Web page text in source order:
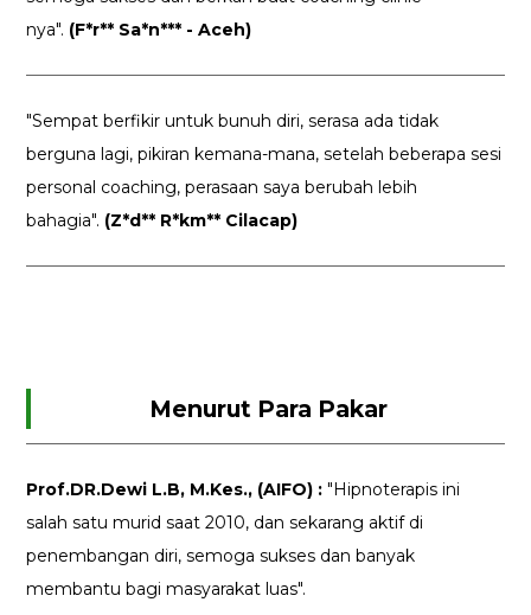
nya". (F*r** Sa*n*** - Aceh)
"Sempat berfikir untuk bunuh diri, serasa ada tidak
berguna lagi, pikiran kemana-mana, setelah beberapa sesi
personal coaching, perasaan saya berubah lebih
bahagia". (Z*d** R*km** Cilacap)
Menurut Para Pakar
Prof.DR.Dewi L.B, M.Kes., (AIFO) :"Hipnoterapis ini
salah satu murid saat 2010, dan sekarang aktif di
penembangan diri, semoga sukses dan banyak
membantu bagi masyarakat luas".